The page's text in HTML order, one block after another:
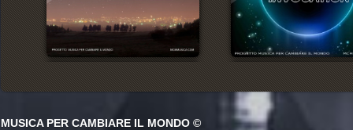
MUSICA PER CAMBIARE IL MONDO ©